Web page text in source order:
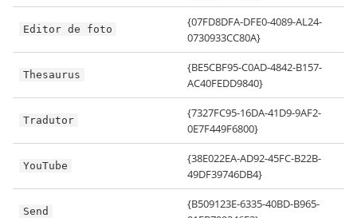
Editor de foto
{07FD8DFA-DFE0-4089-AL24-
0730933CC80A}
Thesaurus
{BE5CBF95-C0AD-4842-B157-
AC40FEDD9840}
Tradutor
{7327FC95-16DA-41D9-9AF2-
0E7F449F6800}
YouTube
{38E022EA-AD92-45FC-B22B-
49DF39746DB4}
Send
{B509123E-6335-40BD-B965-